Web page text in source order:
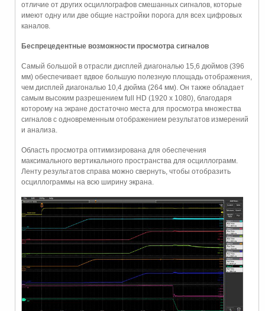
отличие от других осциллографов смешанных сигналов, которые
имеют одну или две общие настройки порога для всех цифровых
каналов.
Беспрецедентные возможности просмотра сигналов
Самый большой в отрасли дисплей диагональю 15,6 дюймов (396
мм) обеспечивает вдвое большую полезную площадь отображения,
чем дисплей диагональю 10,4 дюйма (264 мм). Он также обладает
самым высоким разрешением full HD (1920 x 1080), благодаря
которому на экране достаточно места для просмотра множества
сигналов с одновременным отображением результатов измерений
и анализа.
Область просмотра оптимизирована для обеспечения
максимального вертикального пространства для осциллограмм.
Ленту результатов справа можно свернуть, чтобы отобразить
осциллограммы на всю ширину экрана.